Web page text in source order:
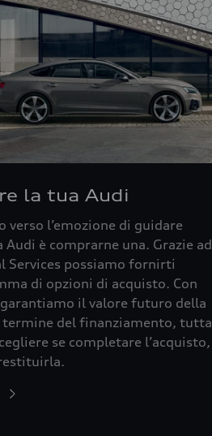
la tua Audi
verso l’emozione di guidare
Audi è comprarne una. Grazie ad
Services possiamo fornirti
di opzioni di acquisto. Con
il valore futuro della
termine del finanziamento, tutta
se completare l’acquisto,